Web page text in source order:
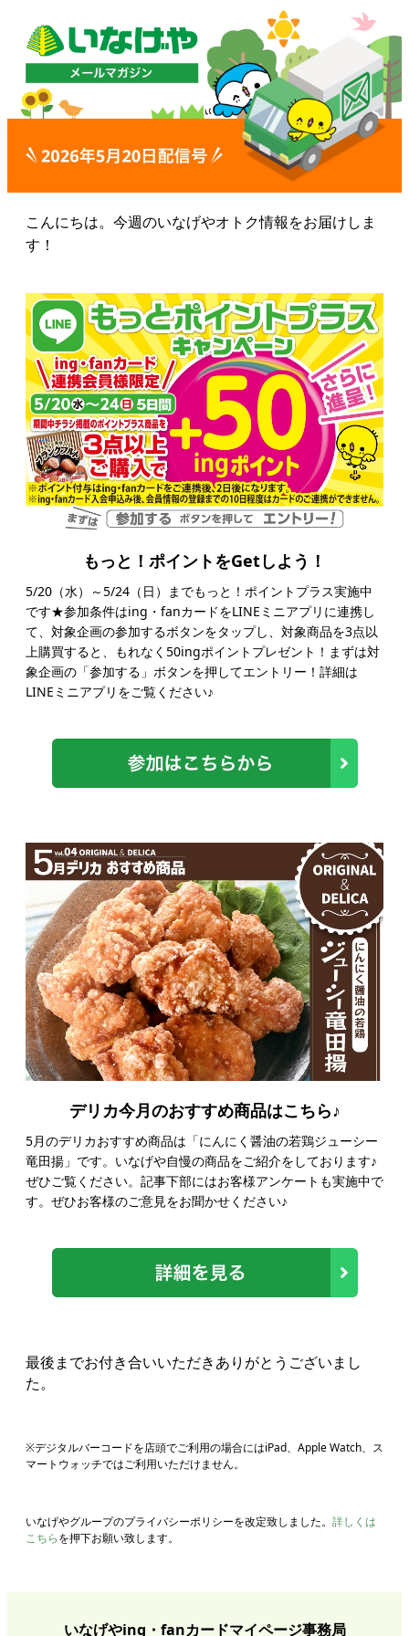
こんにちは。今週のいなげやオトク情報をお届けしま
す！
もっと！ポイントをGetしよう！
5/20（水）～5/24（日）までもっと！ポイントプラス実施中
です★参加条件はing・fanカードをLINEミニアプリに連携し
て、対象企画の参加するボタンをタップし、対象商品を3点以
上購買すると、もれなく50ingポイントプレゼント！まずは対
象企画の「参加する」ボタンを押してエントリー！詳細は
LINEミニアプリをご覧ください♪
デリカ今月のおすすめ商品はこちら♪
5月のデリカおすすめ商品は「にんにく醤油の若鶏ジューシー
竜田揚」です。いなげや自慢の商品をご紹介をしております♪
ぜひご覧ください。記事下部にはお客様アンケートも実施中で
す。ぜひお客様のご意見をお聞かせください♪
最後までお付き合いいただきありがとうございまし
た。
※デジタルバーコードを店頭でご利用の場合にはiPad、Apple Watch、ス
マートウォッチではご利用いただけません。
いなげやグループのプライバシーポリシーを改定致しました。 詳しくは
こちらを押下お願い致します。
いなげやing・fanカードマイページ事務局